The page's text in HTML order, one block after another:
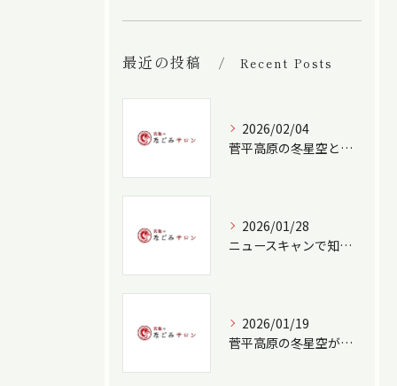
最近の投稿 Recent Posts
2026/02/04
菅平高原の冬星空と癒しの観察法
2026/01/28
ニュースキャンで知る体のエネルギー流れと癒しの実践法
2026/01/19
菅平高原の冬星空がもたらす癒しの力